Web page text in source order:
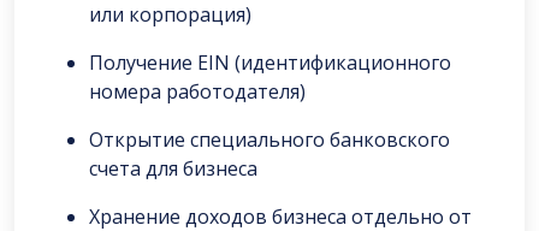
или корпорация)
Получение EIN (идентификационного
номера работодателя)
Открытие специального банковского
счета для бизнеса
Хранение доходов бизнеса отдельно от